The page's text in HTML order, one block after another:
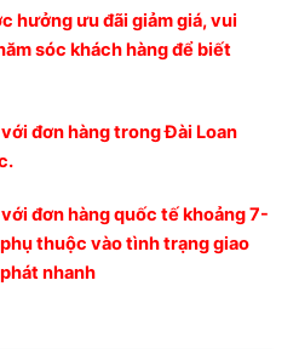
hưởng ưu đãi giảm giá, vui
sóc khách hàng để biết
đơn hàng trong Đài Loan
đơn hàng quốc tế khoảng 7-
thuộc vào tình trạng giao
nhanh